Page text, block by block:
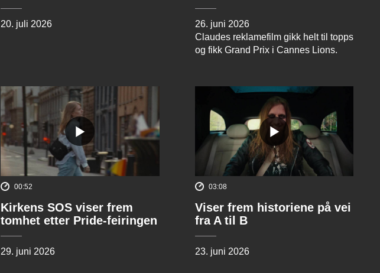
20. juli 2026
26. juni 2026
Claudes reklamefilm gikk helt til topps
og fikk Grand Prix i Cannes Lions.
00:52
Kirkens SOS viser frem
tomhet etter Pride-feiringen
29. juni 2026
03:08
Viser frem historiene på vei
fra A til B
23. juni 2026